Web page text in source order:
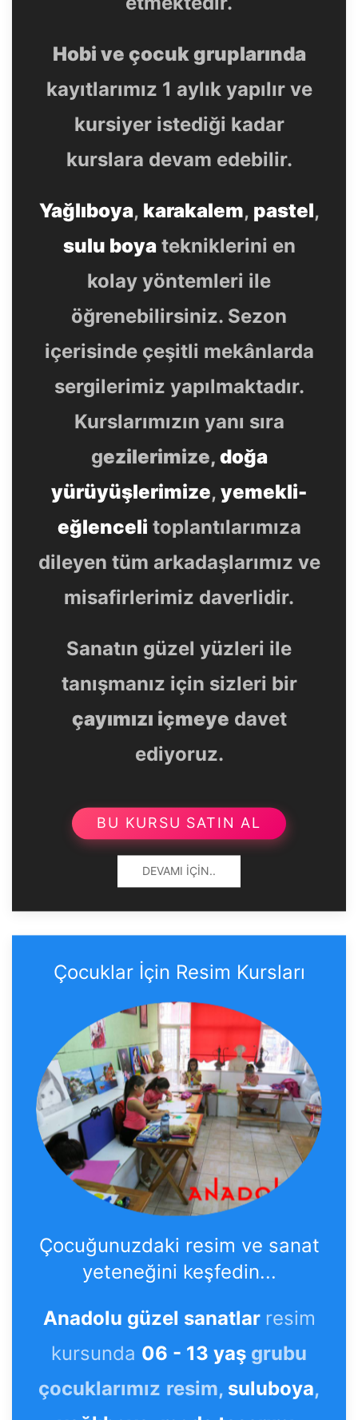
Hobi ve çocuk gruplarında
kayıtlarımız 1 aylık yapılır ve
kursiyer istediği kadar
kurslara devam edebilir.
Yağlıboya, karakalem, pastel,
sulu boyatekniklerini en
kolay yöntemleri ile
öğrenebilirsiniz. Sezon
içerisinde çeşitli mekânlarda
sergilerimiz yapılmaktadır.
Kurslarımızın yanı sıra
gezilerimize, doğa
yürüyüşlerimize, yemekli-
eğlenceli toplantılarımıza
dileyen tüm arkadaşlarımız ve
misafirlerimiz daverlidir.
Sanatın güzel yüzleri ile
tanışmanız için sizleri bir
çayımızı içmeye davet
ediyoruz.
BU KURSU SATIN AL
DEVAMI İÇIN..
Çocuklar İçin Resim Kursları
Çocuğunuzdaki resim ve sanat
yeteneğini keşfedin...
Anadolu güzel sanatlar resim
kursunda 06 - 13 yaş grubu
çocuklarımız resim, suluboya,